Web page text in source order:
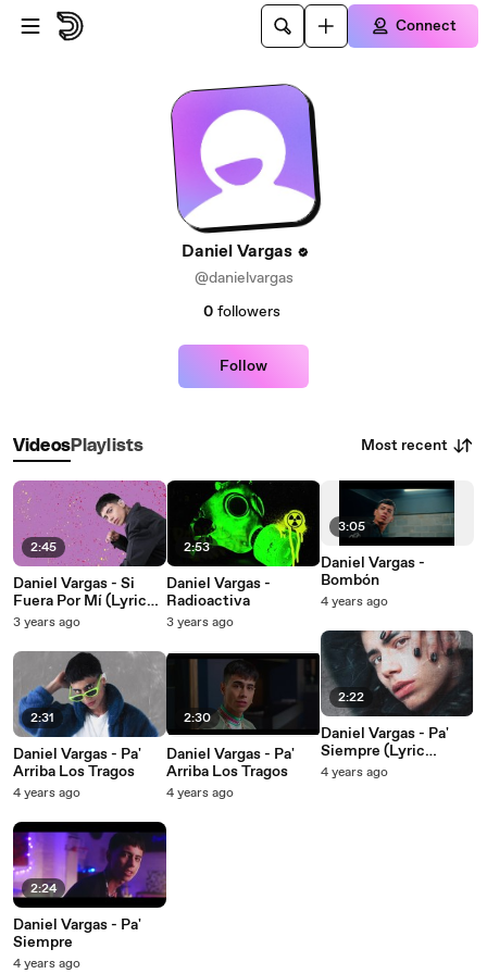
Skip to main content
Connect
Daniel Vargas
@danielvargas
0 followers
Follow
VideosPlaylists Most recent
2:45
Daniel Vargas - Si
Fuera Por Mí (Lyric
Video)
3 years ago
2:31
Daniel Vargas - Pa'
Arriba Los Tragos
4 years ago
2:24
Daniel Vargas - Pa'
Siempre
4 years ago
2:53
Daniel Vargas -
Radioactiva
3 years ago
2:30
Daniel Vargas - Pa'
Arriba Los Tragos
4 years ago
3:05
Daniel Vargas -
Bombón
4 years ago
2:22
Daniel Vargas - Pa'
Siempre (Lyric
Video)
4 years ago